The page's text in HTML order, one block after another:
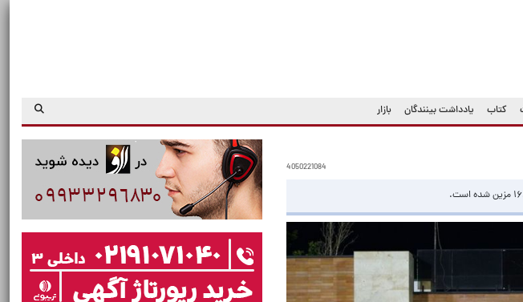
کتاب یادداشت بینندگان بازار
4050221084